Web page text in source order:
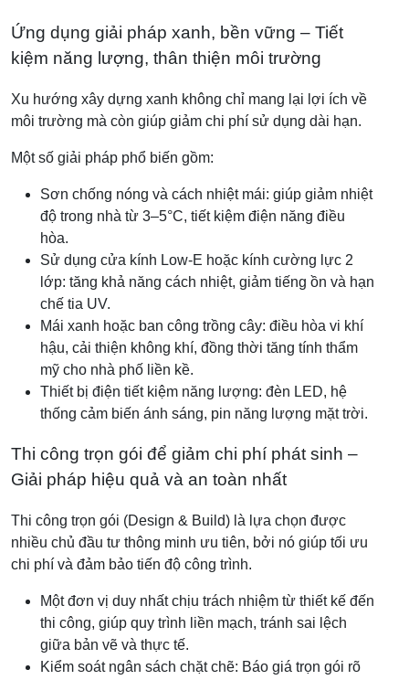
Ứng dụng giải pháp xanh, bền vững – Tiết
kiệm năng lượng, thân thiện môi trường
Xu hướng xây dựng xanh không chỉ mang lại lợi ích về
môi trường mà còn giúp giảm chi phí sử dụng dài hạn.
Một số giải pháp phổ biến gồm:
Sơn chống nóng và cách nhiệt mái: giúp giảm nhiệt
độ trong nhà từ 3–5°C, tiết kiệm điện năng điều
hòa.
Sử dụng cửa kính Low-E hoặc kính cường lực 2
lớp: tăng khả năng cách nhiệt, giảm tiếng ồn và hạn
chế tia UV.
Mái xanh hoặc ban công trồng cây: điều hòa vi khí
hậu, cải thiện không khí, đồng thời tăng tính thẩm
mỹ cho nhà phố liền kề.
Thiết bị điện tiết kiệm năng lượng: đèn LED, hệ
thống cảm biến ánh sáng, pin năng lượng mặt trời.
Thi công trọn gói để giảm chi phí phát sinh –
Giải pháp hiệu quả và an toàn nhất
Thi công trọn gói (Design & Build) là lựa chọn được
nhiều chủ đầu tư thông minh ưu tiên, bởi nó giúp tối ưu
chi phí và đảm bảo tiến độ công trình.
Một đơn vị duy nhất chịu trách nhiệm từ thiết kế đến
thi công, giúp quy trình liền mạch, tránh sai lệch
giữa bản vẽ và thực tế.
Kiểm soát ngân sách chặt chẽ: Báo giá trọn gói rõ